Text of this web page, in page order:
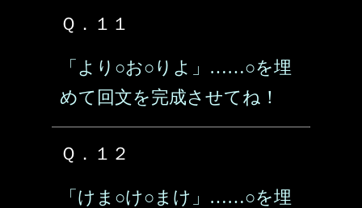
Ｑ．１１
「より○お○りよ」……○を埋
めて回文を完成させてね！
Ｑ．１２
「けま○け○まけ」……○を埋